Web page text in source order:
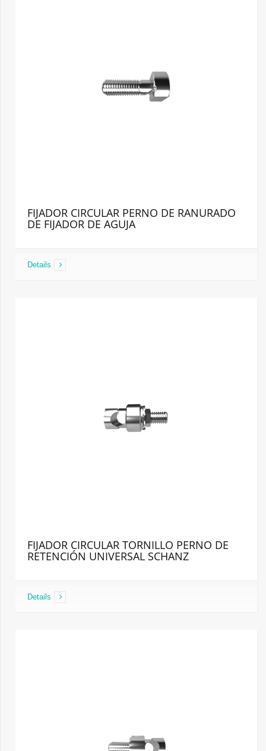
FIJADOR CIRCULAR PERNO DE RANURADO
DE FIJADOR DE AGUJA
Details
FIJADOR CIRCULAR TORNILLO PERNO DE
RETENCIÓN UNIVERSAL SCHANZ
Details